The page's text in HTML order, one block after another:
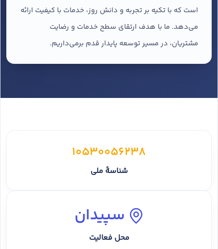
است که با تکیه بر تجربه و دانش روز، خدمات با کیفیت ارائه
می‌دهد. ما با هدف ارتقای سطح خدمات و رضایت
مشتریان، در مسیر توسعه پایدار قدم برمی‌داریم.
10530056238
شناسهٔ ملی
سپیدان
محل فعالیت